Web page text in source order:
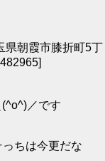
県朝霞市膝折町5丁
／です
ちは今更だな